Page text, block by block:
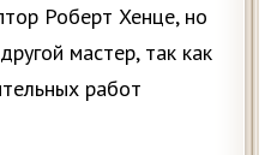
Роберт Хенце, но
мастер, так как
работ